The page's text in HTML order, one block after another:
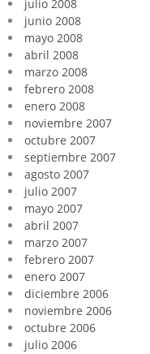
julio 2008
junio 2008
mayo 2008
abril 2008
marzo 2008
febrero 2008
enero 2008
noviembre 2007
octubre 2007
septiembre 2007
agosto 2007
julio 2007
mayo 2007
abril 2007
marzo 2007
febrero 2007
enero 2007
diciembre 2006
noviembre 2006
octubre 2006
julio 2006